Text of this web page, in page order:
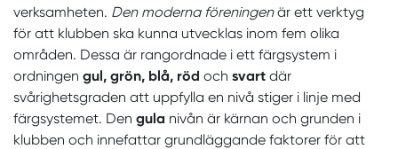
verksamheten. Den moderna föreningenär ett verktyg
för att klubben ska kunna utvecklas inom fem olika
områden. Dessa är rangordnade i ett färgsystem i
ordningen gul, grön, blå, röd och svart där
svårighetsgraden att uppfylla en nivå stiger i linje med
färgsystemet. Den gula nivån är kärnan och grunden i
klubben och innefattar grundläggande faktorer för att